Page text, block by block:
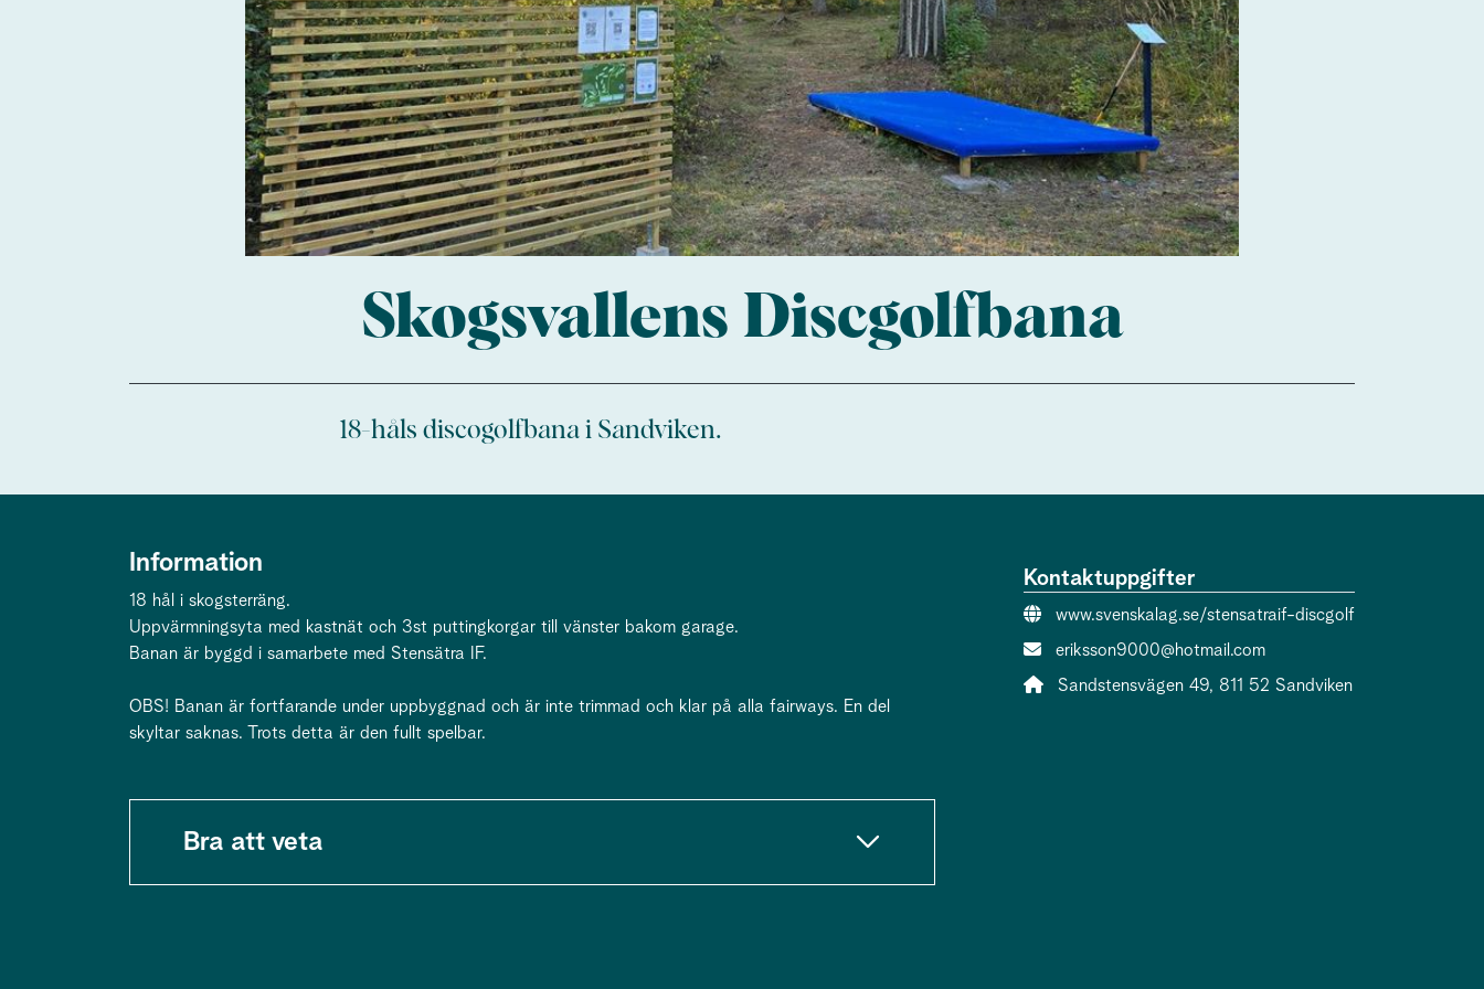
Skogsvallens Discgolfbana
18-håls discogolfbana i Sandviken.
Information
18 hål i skogsterräng.
Uppvärmningsyta med kastnät och 3st puttingkorgar till vänster bakom garage.
Banan är byggd i samarbete med Stensätra IF.
OBS! Banan är fortfarande under uppbyggnad och är inte trimmad och klar på alla fairways. En del
skyltar saknas. Trots detta är den fullt spelbar.
Bra att veta
Kontaktuppgifter
Webbsida:
www.svenskalag.se/stensatraif-discgolf
E-post:
eriksson9000@hotmail.com
Adress:
Sandstensvägen 49, 811 52 Sandviken